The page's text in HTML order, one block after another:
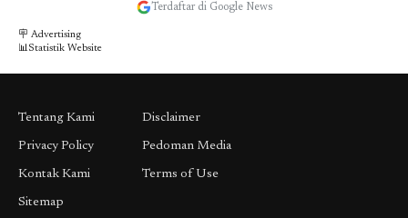
Terdaftar di Google News
🪧 Advertising
📊Statistik Website
Tentang Kami
Privacy Policy
Kontak Kami
Sitemap
Disclaimer
Pedoman Media
Terms of Use